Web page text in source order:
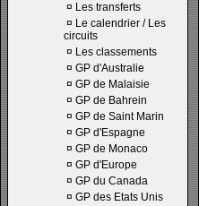
¤ Les transferts
¤ Le calendrier / Les
circuits
¤ Les classements
¤ GP d'Australie
¤ GP de Malaisie
¤ GP de Bahrein
¤ GP de Saint Marin
¤ GP d'Espagne
¤ GP de Monaco
¤ GP d'Europe
¤ GP du Canada
¤ GP des Etats Unis